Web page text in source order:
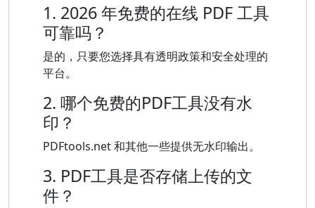
1. 2026 年免费的在线 PDF 工具
可靠吗？
是的，只要您选择具有透明政策和安全处理的
平台。
2. 哪个免费的PDF工具没有水
印？
PDFtools.net 和其他一些提供无水印输出。
3. PDF工具是否存储上传的文
件？